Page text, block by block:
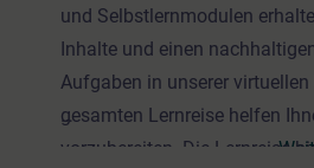
und Selbstlernmodulen
Inhalte und einen
Aufgaben in unserer
gesamten Lernreise helfen
vorzubereiten. Die Lernreise